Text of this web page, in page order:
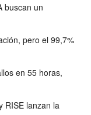
buscan un
pero el 99,7%
en 55 horas,
RISE lanzan la